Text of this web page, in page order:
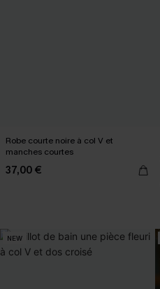
Robe courte noire à col V et
manches courtes
37,00 €
NEW